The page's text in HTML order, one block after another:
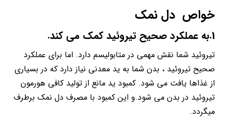
خواص دل نمک
1.به عملکرد صحیح تیروئید کمک می کند.
تیروئید شما نقش مهمی در متابولیسم دارد. اما برای عملکرد
صحیح تیروئید ، بدن شما به ید معدنی نیاز دارد که در بسیاری
از غذاها یافت می شود. کمبود ید مانع از تولید کافی هورمون
تیروئید در بدن می شود.و این کمبود با مصرف دل نمک برطرف
میگردد.